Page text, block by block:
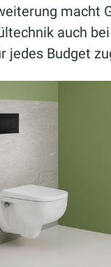
macht
auch
jedes Budget